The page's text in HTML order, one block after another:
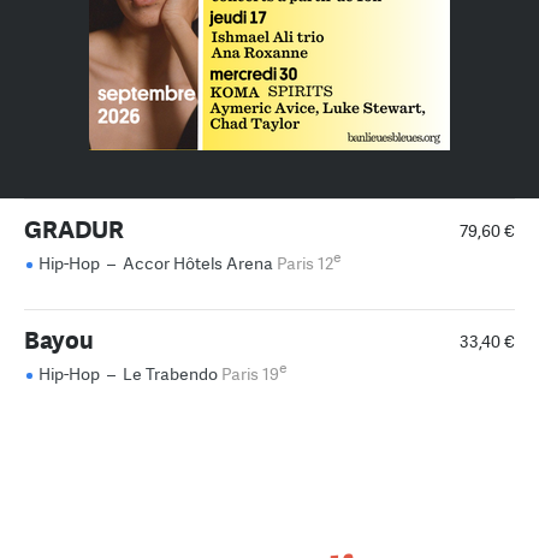
79,60 €
GRADUR
Hip-Hop – Accor Hôtels Arena Paris 12e
33,40 €
Bayou
Hip-Hop – Le Trabendo Paris 19e